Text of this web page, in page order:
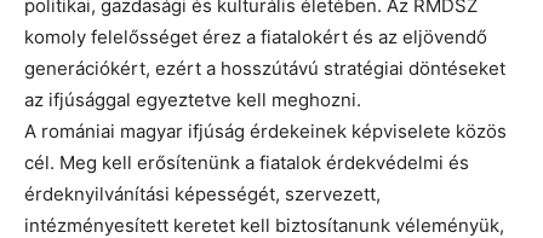
politikai, gazdasági és kulturális életében. Az RMDSZ
komoly felelősséget érez a fiatalokért és az eljövendő
generációkért, ezért a hosszútávú stratégiai döntéseket
az ifjúsággal egyeztetve kell meghozni.
A romániai magyar ifjúság érdekeinek képviselete közös
cél. Meg kell erősítenünk a fiatalok érdekvédelmi és
érdeknyilvánítási képességét, szervezett,
intézményesített keretet kell biztosítanunk véleményük,